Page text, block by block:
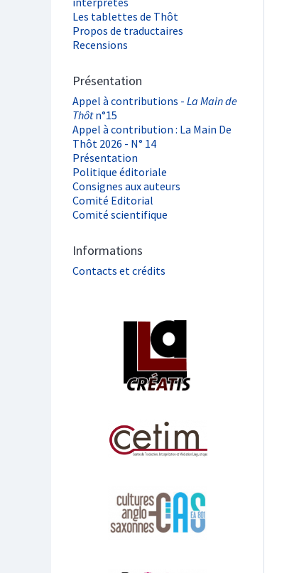
Les tablettes de Thôt
Propos de traductaires
Recensions
Présentation
Appel à contributions - La Main de
Thôtn°15
Appel à contribution : La Main De
Thôt 2026 - N° 14
Présentation
Politique éditoriale
Consignes aux auteurs
Comité Editorial
Comité scientifique
Informations
Contacts et crédits
Affiliations/partenaires